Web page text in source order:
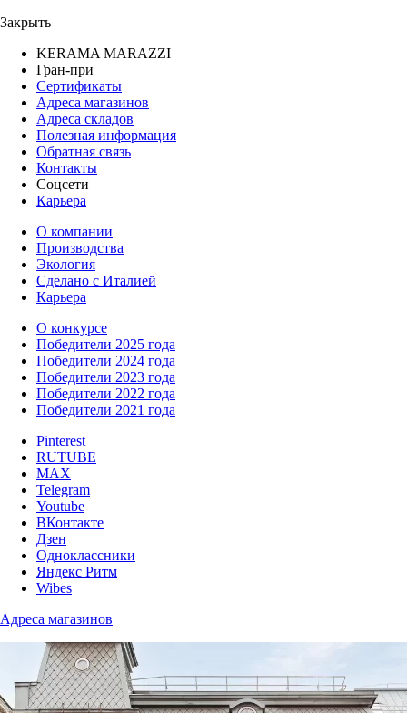
Закрыть
KERAMA MARAZZI
Гран-при
Сертификаты
Адреса магазинов
Адреса складов
Полезная информация
Обратная связь
Контакты
Соцсети
Карьера
О компании
Производства
Экология
Сделано с Италией
Карьера
О конкурсе
Победители 2025 года
Победители 2024 года
Победители 2023 года
Победители 2022 года
Победители 2021 года
Pinterest
RUTUBE
MAX
Telegram
Youtube
ВКонтакте
Дзен
Одноклассники
Яндекс Ритм
Wibes
Адреса магазинов